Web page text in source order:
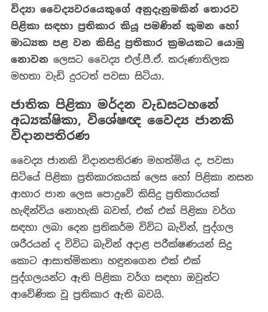
විද්‍යා වෛද්‍යවරයෙකුගේ අනුදැනුමකින් තොරව
පිළිකා සඳහා ප්‍රතිකාර කියූ පමණින් කුමන හෝ
මාධ්‍යක පළ වන කිසිදු ප්‍රතිකාර ක්‍රමයකට යොමු
නොවන ලෙසට වෛද්‍ය එල්.පී.ඒ. කරුණාතිලක
මහතා වැඩි දුරටත් පවසා සිටියා.
ජාතික පිළිකා මර්දන වැඩසටහනේ
අධ්‍යක්ෂිකා, විශේෂඥ වෛද්‍ය ජානකි
විදානපතිරණ
වෛද්‍ය ජානකි විදානපතිරණ මහත්මිය ද, පවසා
සිටියේ පිළිකා ප්‍රතිකාරකයක් ලෙස හෝ පිළිකා නසන
ආහාර පාන ලෙස පොදුවේ කිසිදු ප්‍රතිකාරයක්
හැඳින්විය නොහැකි බවත්, එක් එක් පිළිකා වර්ග
සඳහා ලබා දෙන ප්‍රතිකර්ම විවිධ බැවින්, පුද්ගල
ශරීරයන් ද විවිධ බැවින් අදාළ පරීක්ෂණයන් සිදු
කොට ආසාත්මිකතා හඳුනගෙන එක් එක්
පුද්ගලයන්ට ඇති පිළිකා වර්ග සඳහා ඔවුන්ට
ආවේණික වූ ප්‍රතිකාර ඇති බවයි.